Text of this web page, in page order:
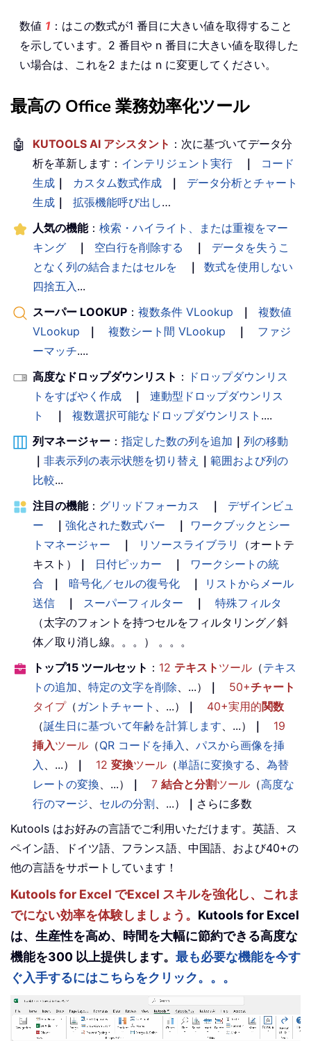
数値 1 ：はこの数式が1 番目に大きい値を取得すること
を示しています。2 番目や n 番目に大きい値を取得した
い場合は、これを2 または n に変更してください。
最高の Office 業務効率化ツール
🤖 KUTOOLS AI アシスタント ：次に基づいてデータ分
析を革新します： インテリジェント実行 ｜
コード
生成 ｜ カスタム数式作成 ｜
データ分析とチャート
生成 ｜ 拡張機能呼び出し…
人気の機能： 検索・ハイライト、または重複をマー
キング
｜ 空白行を削除する ｜
データを失うこ
となく列の結合またはセルを
｜
数式を使用しない
四捨五入...
スーパー LOOKUP ： 複数条件 VLookup ｜
複数値
VLookup
｜ 複数シート間 VLookup ｜
ファジ
ーマッチ....
高度なドロップダウンリスト ： ドロップダウンリス
トをすばやく作成
｜
連動型ドロップダウンリス
ト
｜ 複数選択可能なドロップダウンリスト ....
列マネージャー ： 指定した数の列を追加 ｜ 列の移動
｜ 非表示列の表示状態を切り替え ｜ 範囲および列の
比較...
注目の機能： グリッドフォーカス ｜
デザインビュ
ー
｜ 強化された数式バー ｜
ワークブックとシー
トマネージャー
｜ リソースライブラリ
（オートテ
キスト）
｜ 日付ピッカー ｜
ワークシートの統
合
｜ 暗号化／セルの復号化 ｜
リストからメール
送信
｜ スーパーフィルター ｜
特殊フィルタ
（太字のフォントを持つセルをフィルタリング／斜
体／取り消し線。。。） 。。。
トップ15 ツールセット ： 12 テキスト ツール （テキス
トの追加、 特定の文字を削除、...） ｜ 50+チャート
タイプ（ ガントチャート 、...） ｜ 40+実用的関数
（誕生日に基づいて年齢を計算します、...） ｜
19
挿入ツール （QR コードを挿入 、 パスから画像を挿
入 、...） ｜ 12 変換ツール （単語に変換する 、 為替
レートの変換、...） ｜ 7 結合と分割ツール （高度な
行のマージ、 セルの分割、...） ｜ さらに多数
Kutools はお好みの言語でご利用いただけます。英語、ス
ペイン語、ドイツ語、フランス語、中国語、および40+の
他の言語をサポートしています！
Kutools for Excel でExcel スキルを強化し、これま
でにない効率を体験しましょう。 Kutools for Excel
は、生産性を高め、時間を大幅に節約できる高度な
機能を300 以上提供します。 最も必要な機能を今す
ぐ入手するにはこちらをクリック。。。